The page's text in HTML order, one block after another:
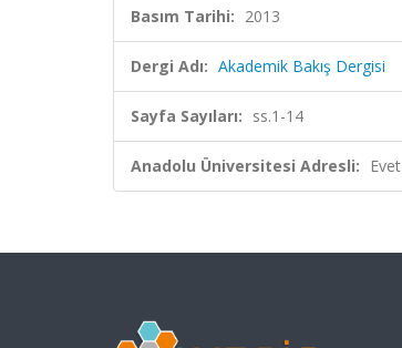
Basım Tarihi: 2013
Dergi Adı: Akademik Bakış Dergisi
Sayfa Sayıları: ss.1-14
Anadolu Üniversitesi Adresli: Evet